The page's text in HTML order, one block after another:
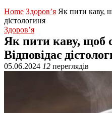
Home Здоров’я Як пити каву,
дієтологиня
Здоров’я
Як пити каву, щоб
Відповідає
05.06.2024 12 переглядів